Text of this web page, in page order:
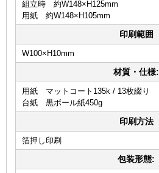
組立時 約W148×H125mm
用紙 約W148×H105mm
印刷範囲
W100×H10mm
材質・仕様:
用紙 マットコート135k / 13枚綴り
台紙 黒ボール紙450g
印刷方法
箔押し印刷
包装形態: